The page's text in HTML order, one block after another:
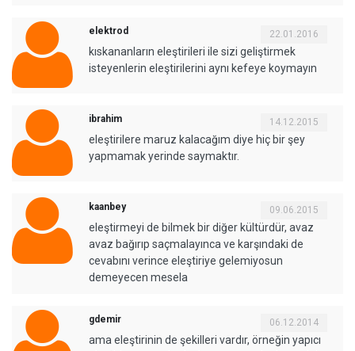
elektrod 22.01.2016
kıskananların eleştirileri ile sizi geliştirmek
isteyenlerin eleştirilerini aynı kefeye koymayın
ibrahim 14.12.2015
eleştirilere maruz kalacağım diye hiç bir şey
yapmamak yerinde saymaktır.
kaanbey 09.06.2015
eleştirmeyi de bilmek bir diğer kültürdür, avaz
avaz bağırıp saçmalayınca ve karşındaki de
cevabını verince eleştiriye gelemiyosun
demeyecen mesela
gdemir 06.12.2014
ama eleştirinin de şekilleri vardır, örneğin yapıcı